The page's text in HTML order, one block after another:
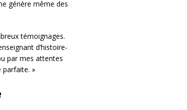
génère même des
témoignages.
d’histoire-
par mes attentes
parfaite. »